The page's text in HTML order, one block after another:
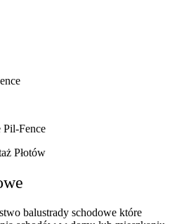
Pil-Fence
Płotów
balustrady schodowe które